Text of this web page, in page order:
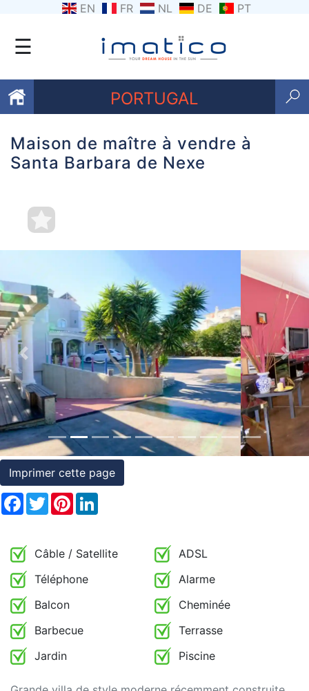
EN FR NL DE PT
☰
PORTUGAL
Favoris
nous
Contactez
Termes
et
conditions
Témoignages
Conseils
Juridiques
Maison de maître à vendre à
Santa Barbara de Nexe
Previous Next
Imprimer cette page
Facebook
TwitterPinterest
Câble / Satellite
ADSL
Téléphone
Alarme
Balcon
Cheminée
Barbecue
Terrasse
Jardin
Piscine